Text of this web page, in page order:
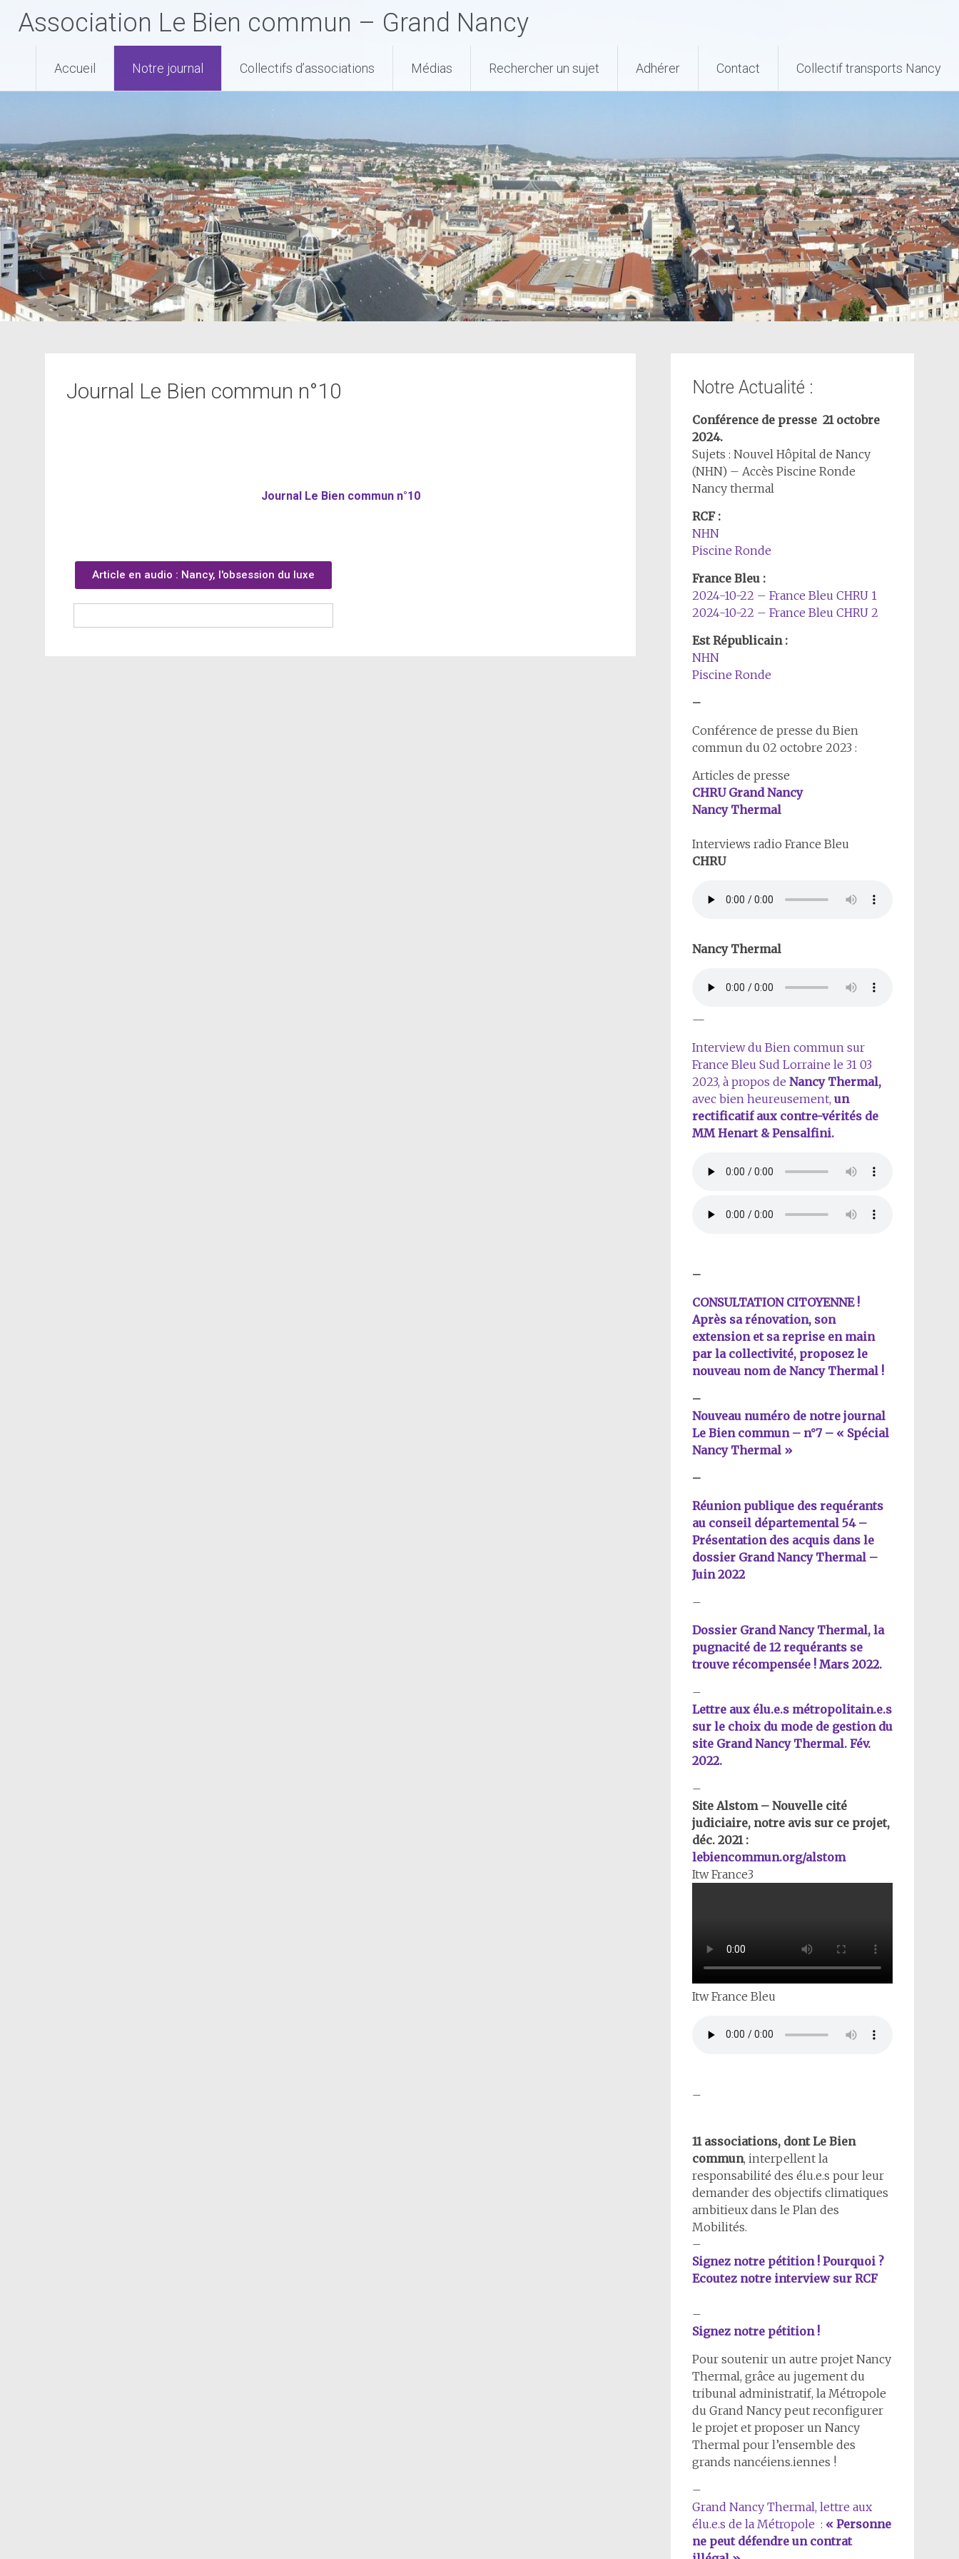
Association Le Bien commun – Grand Nancy
Accueil Notre journal Collectifs d’associations Médias Rechercher un sujet Adhérer Contact Collectif transports Nancy
Journal Le Bien commun n°10
Journal Le Bien commun n°10
Article en audio : Nancy, l'obsession du luxe
Notre Actualité :
Conférence de presse 21 octobre
2024.
Sujets : Nouvel Hôpital de Nancy
(NHN) – Accès Piscine Ronde
Nancy thermal
RCF :
NHN
Piscine Ronde
France Bleu :
2024-10-22 – France Bleu CHRU 1
2024-10-22 – France Bleu CHRU 2
Est Républicain :
NHN
Piscine Ronde
–
Conférence de presse du Bien
commun du 02 octobre 2023 :
Articles de presse
CHRU Grand Nancy
Nancy Thermal
Interviews radio France Bleu
CHRU
Nancy Thermal
—
Interview du Bien commun sur
France Bleu Sud Lorraine le 31 03
2023, à propos de Nancy Thermal,
avec bien heureusement, un
rectificatif aux contre-vérités de
MM Henart & Pensalfini.
–
CONSULTATION CITOYENNE !
Après sa rénovation, son
extension et sa reprise en main
par la collectivité, proposez le
nouveau nom de Nancy Thermal !
–
Nouveau numéro de notre journal
Le Bien commun – n°7 – « Spécial
Nancy Thermal »
–
Réunion publique des requérants
au conseil départemental 54 –
Présentation des acquis dans le
dossier Grand Nancy Thermal –
Juin 2022
–
Dossier Grand Nancy Thermal, la
pugnacité de 12 requérants se
trouve récompensée ! Mars 2022.
–
Lettre aux élu.e.s métropolitain.e.s
sur le choix du mode de gestion du
site Grand Nancy Thermal. Fév.
2022.
–
Site Alstom – Nouvelle cité
judiciaire, notre avis sur ce projet,
déc. 2021 :
lebiencommun.org/alstom
Itw France3
Itw France Bleu
–
11 associations, dont Le Bien
commun, interpellent la
responsabilité des élu.e.s pour leur
demander des objectifs climatiques
ambitieux dans le Plan des
Mobilités.
–
Signez notre pétition ! Pourquoi ?
Ecoutez notre interview sur RCF
–
Signez notre pétition !
Pour soutenir un autre projet Nancy
Thermal, grâce au jugement du
tribunal administratif, la Métropole
du Grand Nancy peut reconfigurer
le projet et proposer un Nancy
Thermal pour l’ensemble des
grands nancéiens.iennes !
–
Grand Nancy Thermal, lettre aux
élu.e.s de la Métropole : « Personne
ne peut défendre un contrat